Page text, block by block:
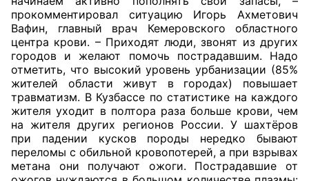
Общественные советы
Общественные советы при территориальных
органах федеральных органов
исполнительной власти
Общественные советы по проведению
независимой оценки качества условий
оказания услуг
прокомментировал ситуацию Игорь Ахметович
Вафин, главный врач Кемеровского областного
центра крови. – Приходят люди, звонят из других
городов и желают помочь пострадавшим. Надо
отметить, что высокий уровень урбанизации (85%
жителей области живут в городах) повышает
травматизм. В Кузбассе по статистике на каждого
жителя уходит в полтора раза больше крови, чем
на жителя других регионов России. У шахтёров
при падении кусков породы нередко бывают
переломы с обильной кровопотерей, а при взрывах
метана они получают ожоги. Пострадавшие от